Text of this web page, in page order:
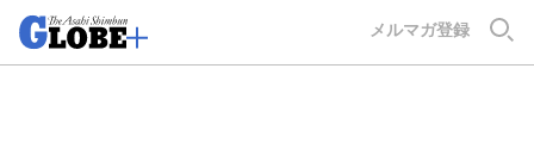
メルマガ登録